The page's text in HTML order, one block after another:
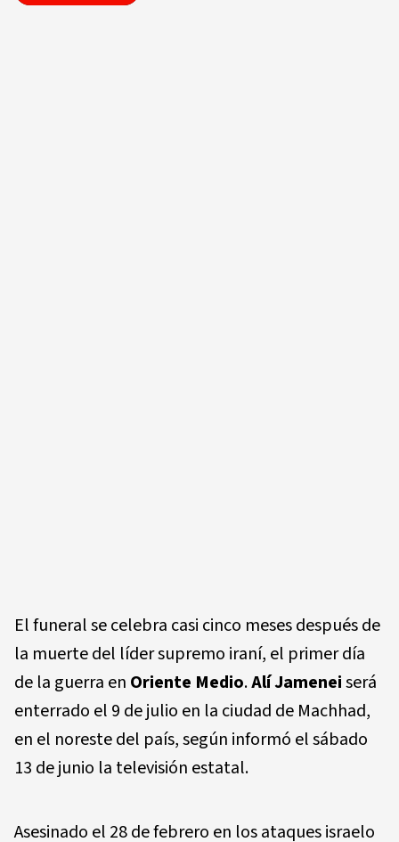
El funeral se celebra casi cinco meses después de
la muerte del líder supremo iraní, el primer día
de la guerra en Oriente Medio.Alí Jameneiserá
enterrado el 9 de julio en la ciudad de Machhad,
en el noreste del país, según informó el sábado
13 de junio la televisión estatal.
Asesinado el 28 de febrero en los ataques israelo